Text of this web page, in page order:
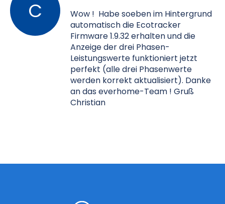
Wow ! Habe soeben im Hintergrund
automatisch die Ecotracker
Firmware 1.9.32 erhalten und die
Anzeige der drei Phasen-
Leistungswerte funktioniert jetzt
perfekt (alle drei Phasenwerte
werden korrekt aktualisiert). Danke
an das everhome-Team ! Gruß
Christian